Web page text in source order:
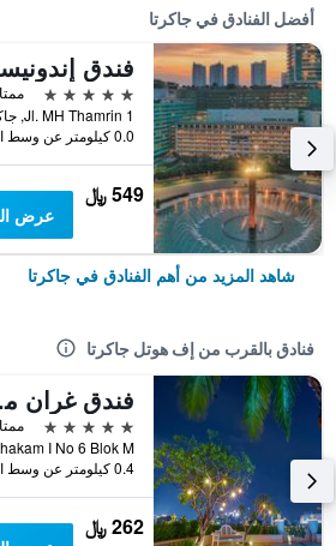
أفضل الفنادق في جاكرتا
5 نجوم
ممتاز
0.0 كيلومتر عن وسط المدينة
549 ﷼
عرض
شاهد المزيد من أهم الفنادق في جاكرتا
فنادق بالقرب من إف هوتل جاكرتا
5 نجوم
ممتاز
0.4 كيلومتر عن وسط المدينة
262 ﷼